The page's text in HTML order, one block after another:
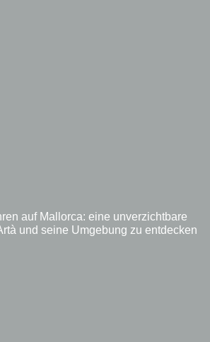
auf Mallorca: eine unverzichtbare
und seine Umgebung zu entdecken